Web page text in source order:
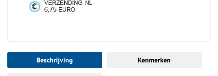
Beschrijving Kenmerken